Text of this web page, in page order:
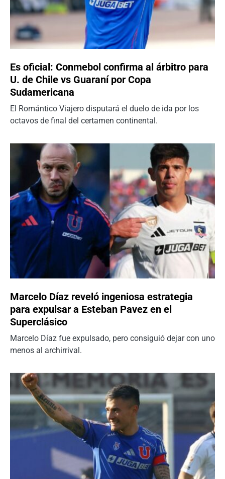
Es oficial: Conmebol confirma al árbitro para
U. de Chile vs Guaraní por Copa
Sudamericana
El Romántico Viajero disputará el duelo de ida por los
octavos de final del certamen continental.
Marcelo Díaz reveló ingeniosa estrategia
para expulsar a Esteban Pavez en el
Superclásico
Marcelo Díaz fue expulsado, pero consiguió dejar con uno
menos al archirrival.